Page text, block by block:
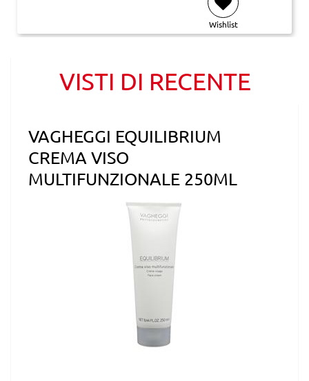
Wishlist
VISTI DI RECENTE
VAGHEGGI EQUILIBRIUM
CREMA VISO
MULTIFUNZIONALE 250ML